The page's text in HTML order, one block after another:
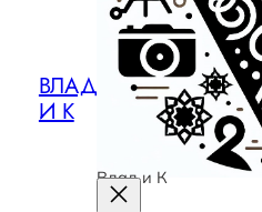
ВЛАД
И К
Влад и К